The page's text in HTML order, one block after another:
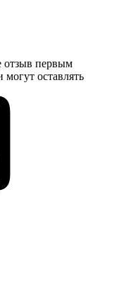
отзыв первым
могут оставлять